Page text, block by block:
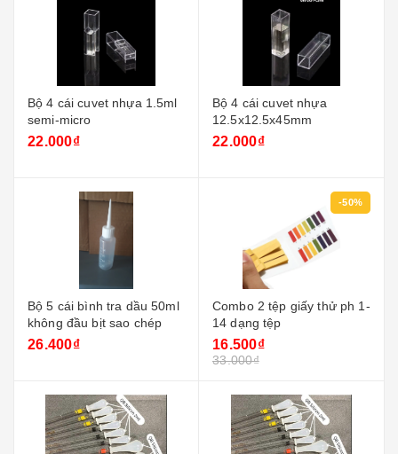
Bộ 4 cái cuvet nhựa 1.5ml
semi-micro
22.000₫
Bộ 4 cái cuvet nhựa
12.5x12.5x45mm
22.000₫
Bộ 5 cái bình tra dầu 50ml
không đầu bịt sao chép
26.400₫
-50%
Combo 2 tệp giấy thử ph 1-
14 dạng tệp
16.500₫
33.000₫